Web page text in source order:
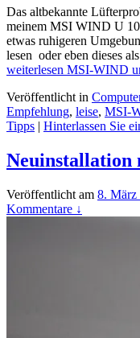
Das altbekannte
meinem MSI WIND U
etwas ruhigeren
lesen oder eben dieses
weiterlesen MSI-WIND
Veröffentlicht in
Empfehlung, leise, MSI-
Tipps | Hinterlassen Sie
Neuinstallation
Veröffentlicht am 8. März
Kommentare ↓